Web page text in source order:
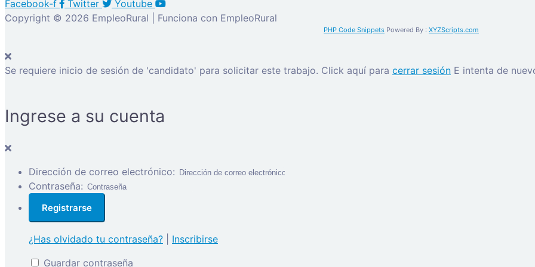
Facebook-f Twitter
Youtube
Copyright © 2026 EmpleoRural | Funciona con EmpleoRural
PHP Code Snippets Powered By : XYZScripts.com
Se requiere inicio de sesión de 'candidato' para solicitar este trabajo. Click aquí para cerrar sesión E intenta de
Ingrese a su cuenta
Dirección de correo electrónico:
Contraseña:
¿Has olvidado tu contraseña?
Inscribirse
Guardar contraseña